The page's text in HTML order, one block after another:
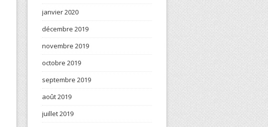
janvier 2020
décembre 2019
novembre 2019
octobre 2019
septembre 2019
août 2019
juillet 2019